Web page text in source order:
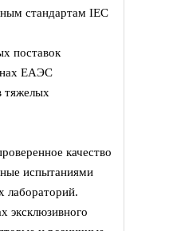
стандартам IEC
поставок
ЕАЭС
тяжелых
качество
испытаниями
лабораторий.
эксклюзивного